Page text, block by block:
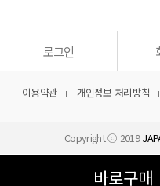
로그인
이용약관 개인정보 처리방침
Copyright ⓒ 2019